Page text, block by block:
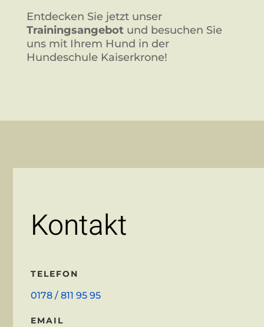
Entdecken Sie jetzt unser
Trainingsangebotund besuchen Sie
uns mit Ihrem Hund in der
Hundeschule Kaiserkrone!
Kontakt
TELEFON
0178 / 811 95 95
EMAIL